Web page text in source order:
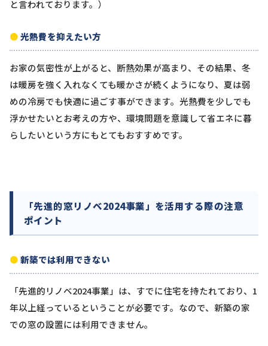
と言われております。）
光熱費を抑えたい方
お家の気密性が上がると、断熱効果が高まり、その結果、冬
は暖房を強く入れなくても暖かさが続くようになり、夏は弱
めの冷房でも快適に過ごす事ができます。光熱費を少しでも
浮かせたいとお考えの方や、環境問題を意識して省エネに暮
らしたいという方にもとてもおすすめです。
「先進的窓リノベ2024事業」を活用する際の注意
ポイント
新築では利用できない
「先進的リノベ2024事業」は、すでに住宅を持たれており、1
年以上経っているということが必要です。なので、新築の家
での窓の設置には利用できません。